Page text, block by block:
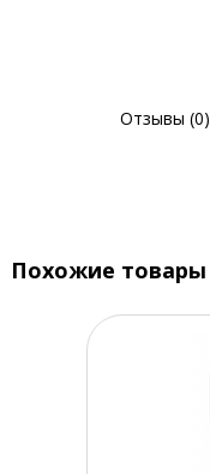
Отзывы (0)
Похожие товары